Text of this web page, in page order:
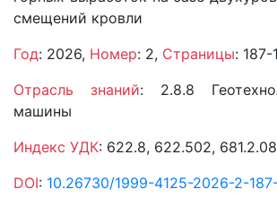
смещений кровли
Год: 2026, Номер: 2, Страницы: 187-
Отрасль знаний: 2.8.8
машины
Индекс УДК: 622.8, 622.502, 681.2.08
DOI: 10.26730/1999-4125-2026-2-